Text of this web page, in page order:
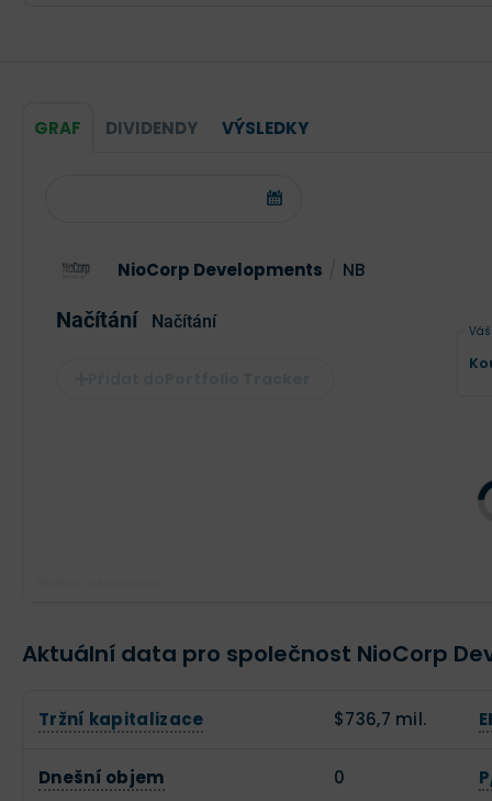
GRAF DIVIDENDY VÝSLEDKY
NioCorp Developments NB
Načítání Načítání
Aktuální data pro společnost NioCorp
Tržní kapitalizace $736,7 mil.
Dnešní objem 0